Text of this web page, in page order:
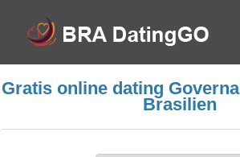
Gratis online dating
Brasilien